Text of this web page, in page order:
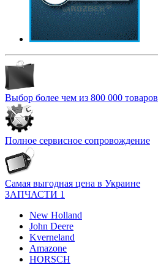
Выбор более чем из 800 000 товаров
Полное сервисное сопровождение
Самая выгодная цена в Украине
ЗАПЧАСТИ 1
New Holland
John Deere
Kverneland
Amazone
HORSCH